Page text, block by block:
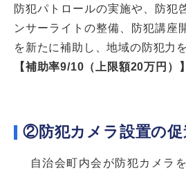
防犯パトロールの実施や、防犯
ンサーライトの整備、防犯講座
を新たに補助し、地域の防犯力
【補助率9/10（上限額20万円）】
②防犯カメラ設置の促
自治会町内会が防犯カメラ